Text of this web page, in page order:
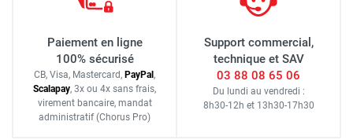
Paiement en ligne
100% sécurisé
CB, Visa, Mastercard, PayPal ,
Scalapay, 3x ou 4x sans frais,
virement bancaire, mandat
administratif (Chorus Pro)
Support commercial,
technique et SAV
03 88 08 65 06
Du lundi au vendredi :
8h30-12h et 13h30-17h30